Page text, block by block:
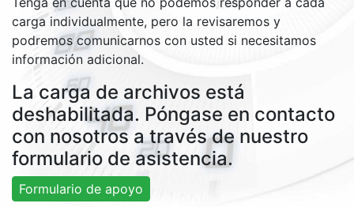
carga individualmente, pero la revisaremos y
podremos comunicarnos con usted si necesitamos
información adicional.
La carga de archivos está
deshabilitada. Póngase en contacto
con nosotros a través de nuestro
formulario de asistencia.
Formulario de apoyo